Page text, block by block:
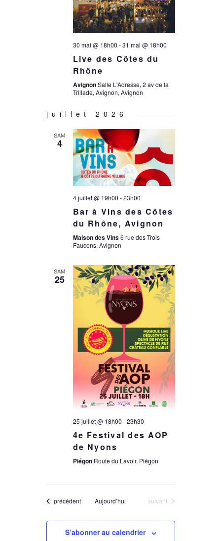
r
c
h
e
e
t
n
a
v
i
g
a
t
i
o
n
d
e
v
a
t
o
d
e
v
e
é
v
è
n
e
m
e
30 mai @ 18h00 -31 mai @ 18h00
Live des Côtes du
Rhône
AvignonSalle L'Adresse, 2 av de la
Trillade, Avignon, Avignon
juillet 2026
SAM
4
4 juillet @ 19h00 -23h00
Bar à Vins des Côtes
du Rhône, Avignon
Maison des Vins6 rue des Trois
Faucons, Avignon
SAM
25
25 juillet @ 18h00 -23h30
4e Festival des AOP
de Nyons
Piégon Route du Lavoir, Piégon
Évènements
précédent Aujourd’hui Évènements
suivant
S’abonner au calendrier